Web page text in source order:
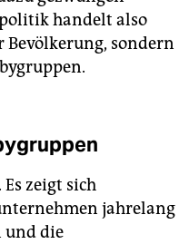
handelt also
Bevölkerung, sondern
zeigt sich
jahrelang
und die